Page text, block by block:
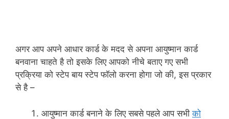
अगर आप अपने आधार कार्ड के मदद से अपना आयुष्मान कार्ड
बनवाना चाहते है तो इसके लिए आपको नीचे बताए गए सभी
प्रक्रिया को स्टेप बाय स्टेप फॉलो करना होगा जो की, इस प्रकार
से है –
आयुष्मान कार्ड बनाने के लिए सबसे पहले आप सभीको